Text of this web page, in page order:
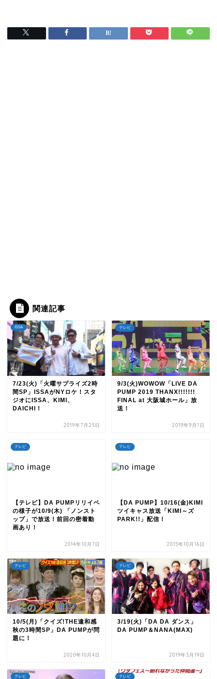
関連記事
ISSA
7/23(火)「火曜サプライズ2時
間SP」ISSAがNYロケ！スタ
ジオにISSA、KIMI、
DAICHI！
2019年7月23日
テレビ
9/3(火)WOWOW「LIVE DA
PUMP 2019 THANX!!!!!!!
FINAL at 大阪城ホール」放
送！
2019年9月1日
テレビ
【テレビ】DA PUMPリリイベ
の様子が10/9(木) 「ノンスト
ップ」で放送！前回の密着動
画あり！
2014年10月7日
テレビ
【DA PUMP】10/16(金)KIMI
ツイキャス放送「KIMI～ズ
PARK!!」配信！
2015年10月16日
テレビ
10/5(月)「クイズ!THE違和感
秋の3時間SP」DA PUMPが問
題に！
2020年10月4日
テレビ
3/19(火)「DA DA ダンス」
DA PUMP＆NANA(MAX)
2019年3月19日
テレビ テレビ